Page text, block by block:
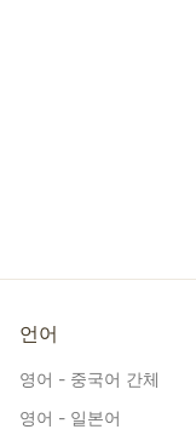
언어
영어 - 중국어 간체
영어 - 일본어